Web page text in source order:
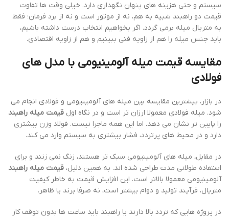
سیستم و حتی هزینه های پنهان نگهداری دارد. خیلی وقت ها تفاوت
قیمت دو راهبند شبیه به هم، نه از موتور است و نه از برد فرمان؛ فقط
به متریال میله برمی گردد. اگر بخواهیم انتخاب درست داشته باشیم،
باید جنس میله را هم از زاویه فنی ببینیم و هم از زاویه اقتصادی.
مقایسه قیمت میله آلومینیومی با مدل های
فولادی
در بازار، بیشترین مقایسه بین میله های آلومینیومی و فولادی انجام می
شود. میله فولادی معمولا ارزان تر است و در نگاه اول قیمت میله راهبند
را پایین تر نشان می دهد. اما این همه ماجرا نیست. فولاد وزن بیشتری
دارد و در محیط های پرتردد، فشار بیشتری به سیستم وارد می کند.
در مقابل، میله های آلومینیومی سبک تر هستند، زنگ نمی زنند و برای
استفاده طولانی مدت طراحی شده اند. به همین دلیل، قیمت میله راهبند
آلومینیومی معمولا بالاتر است. این افزایش قیمت به خاطر کیفیت
متریال، فرآیند تولید و دوام بیشتر است، نه صرفا برند یا ظاهر.
در پروژه هایی که تردد بالا دارند یا راهبند باید ساعت ها بدون توقف کار